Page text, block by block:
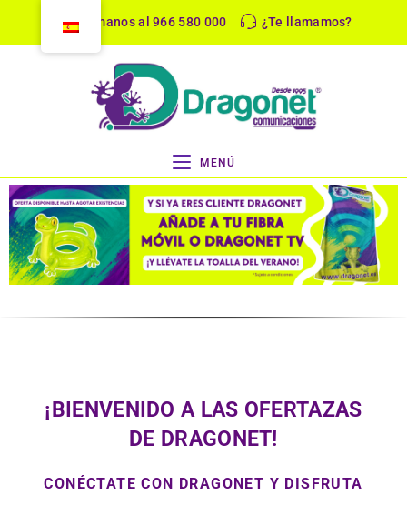
Llámanos al 966 580 000 ¿Te llamamos?
MENÚ
¡BIENVENIDO A LAS OFERTAZAS
DE DRAGONET!
CONÉCTATE CON DRAGONET Y DISFRUTA